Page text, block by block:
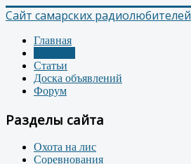
Сайт самарских радиолюбителей
Главная
Статьи
Доска объявлений
Форум
Разделы сайта
Охота на лис
Соревнования